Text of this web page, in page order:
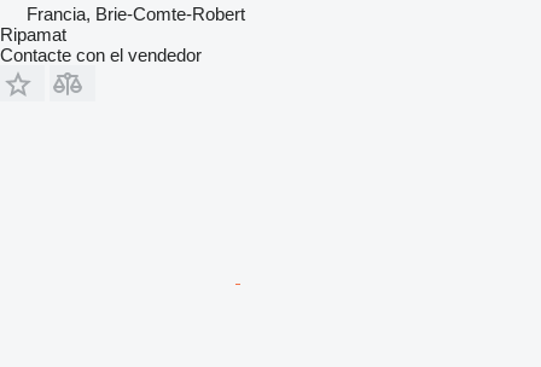
Francia, Brie-Comte-Robert
Ripamat
Contacte con el vendedor